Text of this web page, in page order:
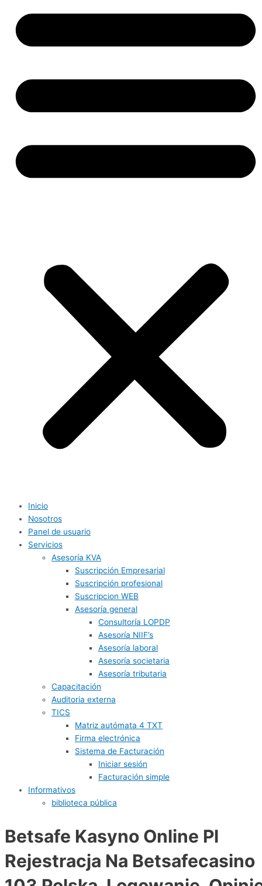
Inicio
Nosotros
Panel de usuario
Servicios
Asesoría KVA
Suscripción Empresarial
Suscripción profesional
Suscripcion WEB
Asesoría general
Consultoría LOPDP
Asesoría NIIF’s
Asesoría laboral
Asesoría societaria
Asesoría tributaria
Capacitación
Auditoria externa
TICS
Matriz autómata 4 TXT
Firma electrónica
Sistema de Facturación
Iniciar sesión
Facturación simple
Informativos
biblioteca pública
Betsafe Kasyno Online Pl
Rejestracja Na Betsafecasino